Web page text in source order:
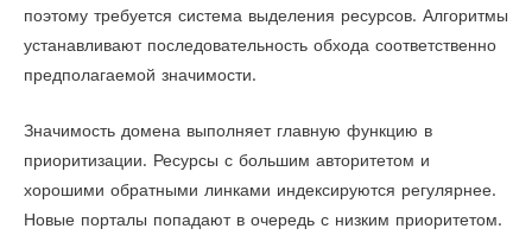
поэтому требуется система выделения ресурсов. Алгоритмы
устанавливают последовательность обхода соответственно
предполагаемой значимости.
Значимость домена выполняет главную функцию в
приоритизации. Ресурсы с большим авторитетом и
хорошими обратными линками индексируются регулярнее.
Новые порталы попадают в очередь с низким приоритетом.